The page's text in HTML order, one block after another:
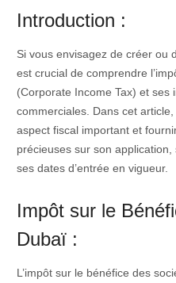
Introduction :
Si vous envisagez de créer ou
est crucial de comprendre
(Corporate Income Tax) et ses
commerciales. Dans cet
aspect fiscal important et
précieuses sur son
ses dates d’entrée en vigueur.
Impôt sur le
Dubaï :
L’impôt sur le bénéfice des